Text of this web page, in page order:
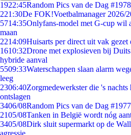
1922:45Random Pics van de Dag #1978
221:30De FOK!Voetbalmanager 2026/
5714:35Onlyfans-model met G-cup wil
maan
2214:09Huisarts per direct uit vak
1610:32Drone met explosieven bij
hybride aanval
5509:33Waterschappen slaan alarm
leeg
2306:40Zorgmedewerkster die 's
ontslagen
3406/08Random Pics van de Dag #1977
2105/08Tanken in België wordt nóg
3405/08Dirk sluit supermarkt op de
agressie